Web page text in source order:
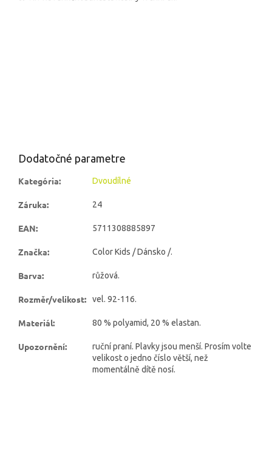
Dodatočné parametre
Kategória: Dvoudílné
Záruka: 24
EAN: 5711308885897
Značka: Color Kids / Dánsko /.
Barva: růžová.
Rozměr/velikost: vel. 92-116.
Materiál: 80 % polyamid, 20 % elastan.
Upozornění:
ruční praní. Plavky jsou menší. Prosím volte
velikost o jedno číslo větší, než
momentálně dítě nosí.